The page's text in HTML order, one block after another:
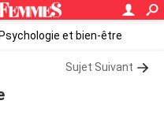
Psychologie et bien-être
Sujet Suivant